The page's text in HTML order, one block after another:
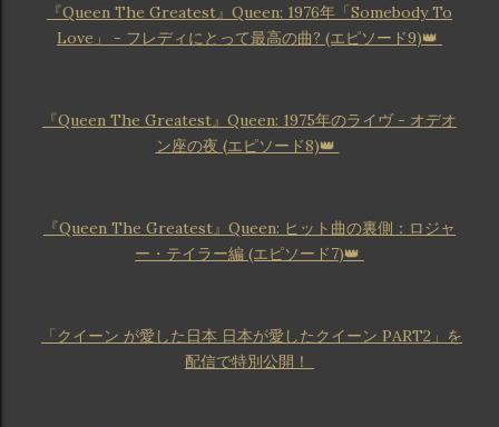
『Queen The Greatest』Queen: 1976年「Somebody To
Love」 - フレディにとって最高の曲? (エピソード9)👑
『Queen The Greatest』Queen: 1975年のライヴ - オデオ
ン座の夜 (エピソード8)👑
『Queen The Greatest』Queen: ヒット曲の裏側：ロジャ
ー・テイラー編 (エピソード7)👑
「クイーン が愛した日本 日本が愛したクイーン PART2」を
配信で特別公開！